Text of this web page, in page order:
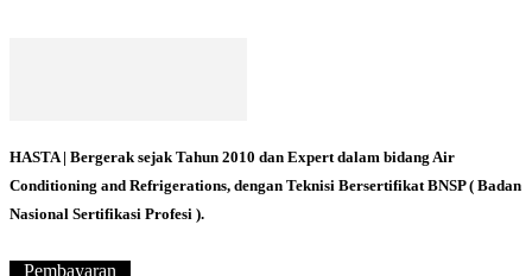
HASTA | Bergerak sejak Tahun 2010 dan Expert dalam bidang Air
Conditioning and Refrigerations, dengan Teknisi Bersertifikat BNSP ( Badan
Nasional Sertifikasi Profesi ).
Pembayaran